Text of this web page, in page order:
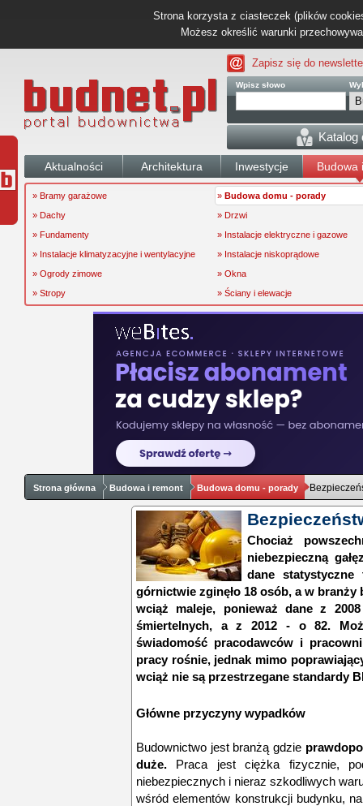
Strona korzysta z ciasteczek (plików
Możesz określić warunki
Zapisz się do
Wpisz słowo
Katalog
Aktualności Architektura Inwestycje Budowa
» Bramy garażowe » Budowa domu - porady
» Dachy
» Drzwi
» Fundamenty
» Instalacje elektryczne i gazowe
» Instalacje klimatyzacyjne i wentylacyjne
» Instalacje niskoprądowe
» Ogrody zimowe
» Okna
» Stropy
» Ściany i elewacje
Strona główna Budowa i remont Budowa domu - porady
Chociaż
niebezpieczną
dane
górnictwie zginęło 18 osób, a w
wciąż maleje, ponieważ dane z
śmiertelnych, a z 2012 - o 82.
świadomość pracodawców i
pracy rośnie, jednak mimo
wciąż nie są przestrzegane standardy
Główne przyczyny wypadków
Budownictwo jest branżą gdzie
duże. Praca jest ciężka fizycznie,
niebezpiecznych i nieraz szkodliwych
wśród elementów konstrukcji budynku,